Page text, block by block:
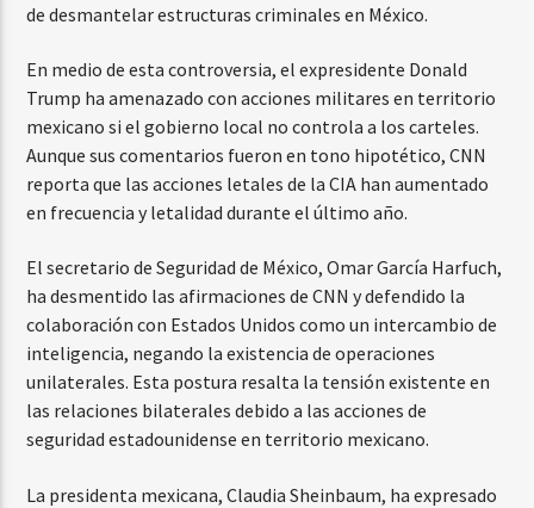
de desmantelar estructuras criminales en México.
En medio de esta controversia, el expresidente Donald
Trump ha amenazado con acciones militares en territorio
mexicano si el gobierno local no controla a los carteles.
Aunque sus comentarios fueron en tono hipotético, CNN
reporta que las acciones letales de la CIA han aumentado
en frecuencia y letalidad durante el último año.
El secretario de Seguridad de México, Omar García Harfuch,
ha desmentido las afirmaciones de CNN y defendido la
colaboración con Estados Unidos como un intercambio de
inteligencia, negando la existencia de operaciones
unilaterales. Esta postura resalta la tensión existente en
las relaciones bilaterales debido a las acciones de
seguridad estadounidense en territorio mexicano.
La presidenta mexicana, Claudia Sheinbaum, ha expresado